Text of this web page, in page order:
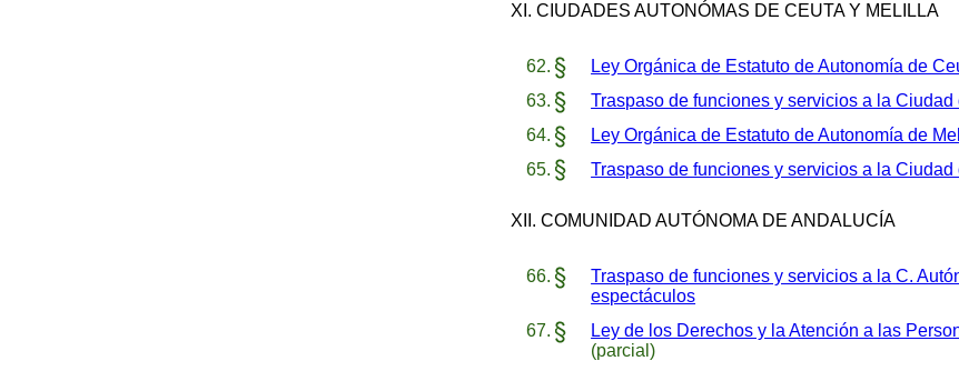
XI. CIUDADES AUTONÓMAS DE CEUTA Y MELILLA
Ley Orgánica de Estatuto de Autonomía de
Traspaso de funciones y servicios a la
Ley Orgánica de Estatuto de Autonomía de
Traspaso de funciones y servicios a la
XII. COMUNIDAD AUTÓNOMA DE ANDALUCÍA
Traspaso de funciones y servicios a la C.
espectáculos
Ley de los Derechos y la Atención a las
(parcial)